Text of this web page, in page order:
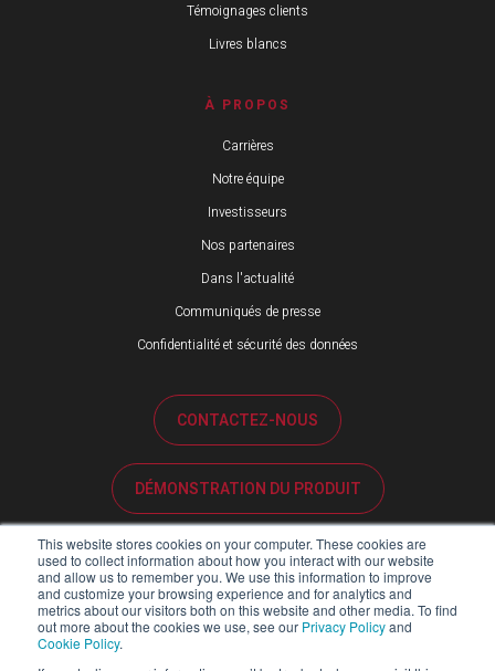
This website stores cookies on your computer. These cookies are
used to collect information about how you interact with our website
and allow us to remember you. We use this information to improve
and customize your browsing experience and for analytics and
metrics about our visitors both on this website and other media. To find
out more about the cookies we use, see our Privacy Policyand
Cookie Policy.
Témoignages clients
Livres blancs
À PROPOS
Carrières
Notre équipe
Investisseurs
Nos partenaires
Dans l'actualité
Communiqués de presse
Confidentialité et sécurité des données
CONTACTEZ-NOUS
DÉMONSTRATION DU PRODUIT
ASSISTANCE CLIENTÈLE
PORTAIL PARTENAIRES